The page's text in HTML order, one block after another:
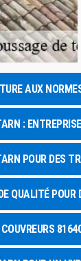
AUX
:
POUR DES
QUALITÉ